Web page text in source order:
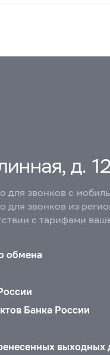
д.
для звонков с
для звонков из
с тарифами
обмена
Банка России
выходных